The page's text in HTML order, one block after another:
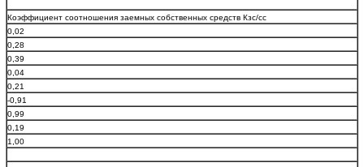
Коэффициент соотношения заемных собственных средств Кзс/сс
0,02
0,28
0,39
0,04
0,21
-0,91
0,99
0,19
1,00